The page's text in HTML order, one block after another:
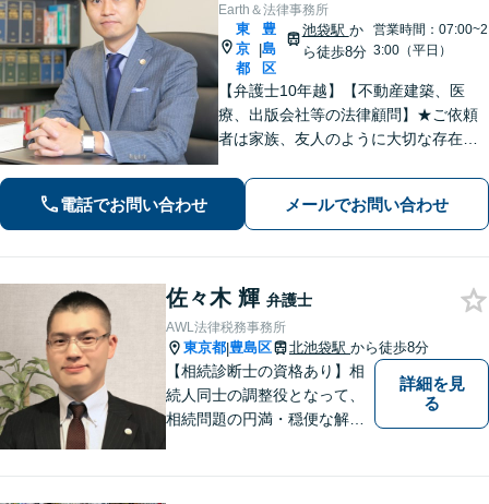
Earth＆法律事務所
東
京
都
|
豊
島
区
池袋駅 か
ら徒歩8分
営業時間：07:00~2
3:00（平日）
【弁護士10年越】【不動産建築、医
療、出版会社等の法律顧問】★ご依頼
者は家族、友人のように大切な存在と
います★【初回30分無料】★離婚・相
続・交通・借金・労働・債権回収も注
力【個人、法人案件共に対応】
電話でお問い合わせ メールでお問い合わせ
佐々木 輝 弁護士
AWL法律税務事務所
東京都|豊島区 北池袋駅 から徒歩8分
【相続診断士の資格あり】相
続人同士の調整役となって、
相続問題の円満・穏便な解決
詳細を見
る